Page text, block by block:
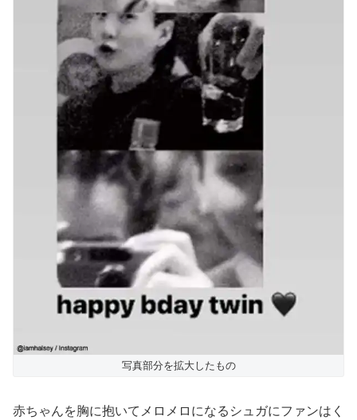
写真部分を拡大したもの
赤ちゃんを胸に抱いてメロメロになるシュガにファンはく